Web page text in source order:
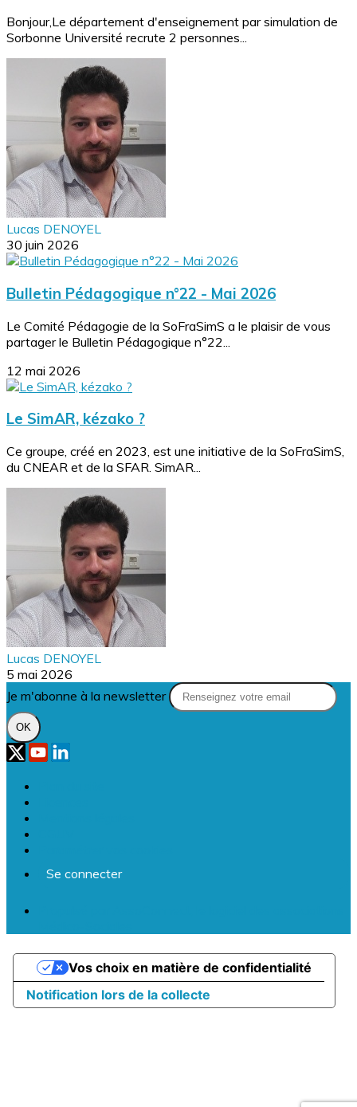
Bonjour,Le département d'enseignement par simulation de
Sorbonne Université recrute 2 personnes...
Lucas DENOYEL
30 juin 2026
Bulletin Pédagogique n°22 - Mai 2026
Le Comité Pédagogie de la SoFraSimS a le plaisir de vous
partager le Bulletin Pédagogique n°22...
12 mai 2026
Le SimAR, kézako ?
Ce groupe, créé en 2023, est une initiative de la SoFraSimS,
du CNEAR et de la SFAR. SimAR...
Lucas DENOYEL
5 mai 2026
Je m'abonne à la newsletter
OK
Se connecter
Notification lors de la collecte
Vos choix en matière de confidentialité